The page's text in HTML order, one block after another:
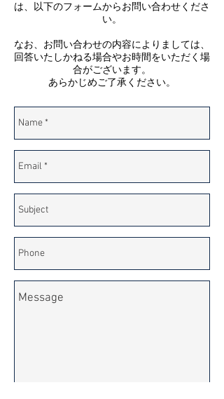
は、以下のフォームからお問い合わせくださ
い。
なお、お問い合わせの内容によりましては、
回答いたしかねる場合やお時間をいただく場
合がございます。
あらかじめご了承ください。